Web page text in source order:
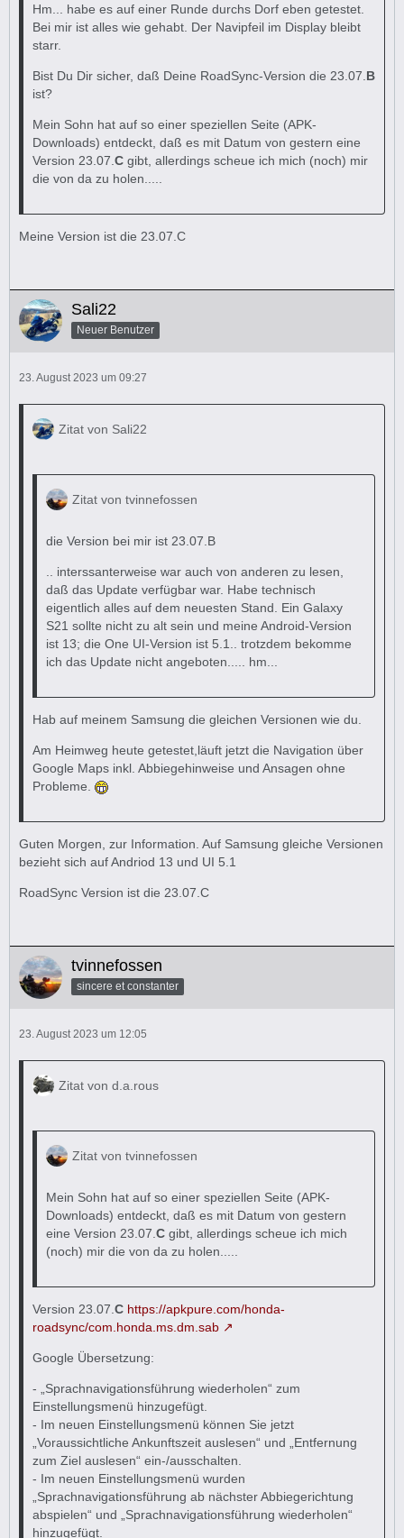
Hm... habe es auf einer Runde durchs Dorf eben getestet.
Bei mir ist alles wie gehabt. Der Navipfeil im Display bleibt
starr.
Bist Du Dir sicher, daß Deine RoadSync-Version die 23.07. B
ist?
Mein Sohn hat auf so einer speziellen Seite (APK-
Downloads) entdeckt, daß es mit Datum von gestern eine
Version 23.07. C gibt, allerdings scheue ich mich (noch) mir
die von da zu holen.....
Meine Version ist die 23.07.C
Sali22
Neuer Benutzer
23. August 2023 um 09:27
Zitat von Sali22
Zitat von tvinnefossen
die Version bei mir ist 23.07.B
.. interssanterweise war auch von anderen zu lesen,
daß das Update verfügbar war. Habe technisch
eigentlich alles auf dem neuesten Stand. Ein Galaxy
S21 sollte nicht zu alt sein und meine Android-Version
ist 13; die One UI-Version ist 5.1.. trotzdem bekomme
ich das Update nicht angeboten..... hm...
Hab auf meinem Samsung die gleichen Versionen wie du.
Am Heimweg heute getestet,läuft jetzt die Navigation über
Google Maps inkl. Abbiegehinweise und Ansagen ohne
Probleme.
Guten Morgen, zur Information. Auf Samsung gleiche Versionen
bezieht sich auf Andriod 13 und UI 5.1
RoadSync Version ist die 23.07.C
tvinnefossen
sincere et constanter
23. August 2023 um 12:05
Zitat von d.a.rous
Zitat von tvinnefossen
Mein Sohn hat auf so einer speziellen Seite (APK-
Downloads) entdeckt, daß es mit Datum von gestern
eine Version 23.07. C gibt, allerdings scheue ich mich
(noch) mir die von da zu holen.....
Version 23.07. C https://apkpure.com/honda-
roadsync/com.honda.ms.dm.sab
Google Übersetzung:
- „Sprachnavigationsführung wiederholen“ zum
Einstellungsmenü hinzugefügt.
- Im neuen Einstellungsmenü können Sie jetzt
„Voraussichtliche Ankunftszeit auslesen“ und „Entfernung
zum Ziel auslesen“ ein-/ausschalten.
- Im neuen Einstellungsmenü wurden
„Sprachnavigationsführung ab nächster Abbiegerichtung
abspielen“ und „Sprachnavigationsführung wiederholen“
hinzugefügt.